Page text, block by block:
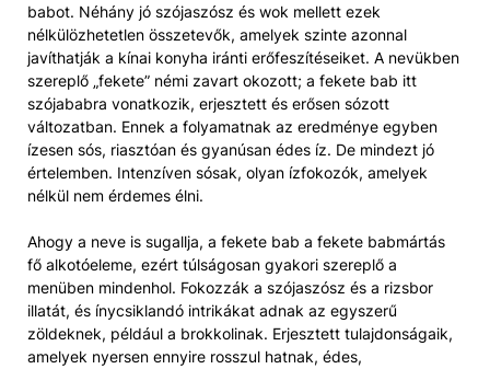
babot. Néhány jó szójaszósz és wok mellett ezek
nélkülözhetetlen összetevők, amelyek szinte azonnal
javíthatják a kínai konyha iránti erőfeszítéseiket. A nevükben
szereplő „fekete” némi zavart okozott; a fekete bab itt
szójababra vonatkozik, erjesztett és erősen sózott
változatban. Ennek a folyamatnak az eredménye egyben
ízesen sós, riasztóan és gyanúsan édes íz. De mindezt jó
értelemben. Intenzíven sósak, olyan ízfokozók, amelyek
nélkül nem érdemes élni.
Ahogy a neve is sugallja, a fekete bab a fekete babmártás
fő alkotóeleme, ezért túlságosan gyakori szereplő a
menüben mindenhol. Fokozzák a szójaszósz és a rizsbor
illatát, és ínycsiklandó intrikákat adnak az egyszerű
zöldeknek, például a brokkolinak. Erjesztett tulajdonságaik,
amelyek nyersen ennyire rosszul hatnak, édes,